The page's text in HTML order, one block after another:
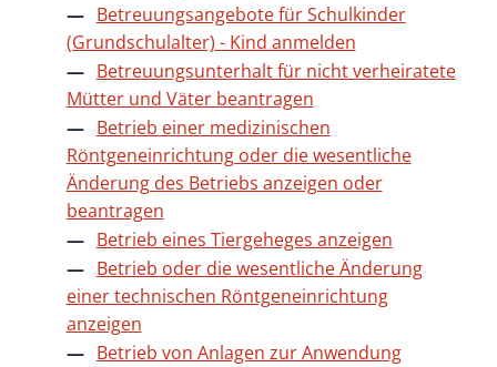
Betreuungsangebote für Schulkinder
(Grundschulalter) - Kind anmelden
Betreuungsunterhalt für nicht verheiratete
Mütter und Väter beantragen
Betrieb einer medizinischen
Röntgeneinrichtung oder die wesentliche
Änderung des Betriebs anzeigen oder
beantragen
Betrieb eines Tiergeheges anzeigen
Betrieb oder die wesentliche Änderung
einer technischen Röntgeneinrichtung
anzeigen
Betrieb von Anlagen zur Anwendung